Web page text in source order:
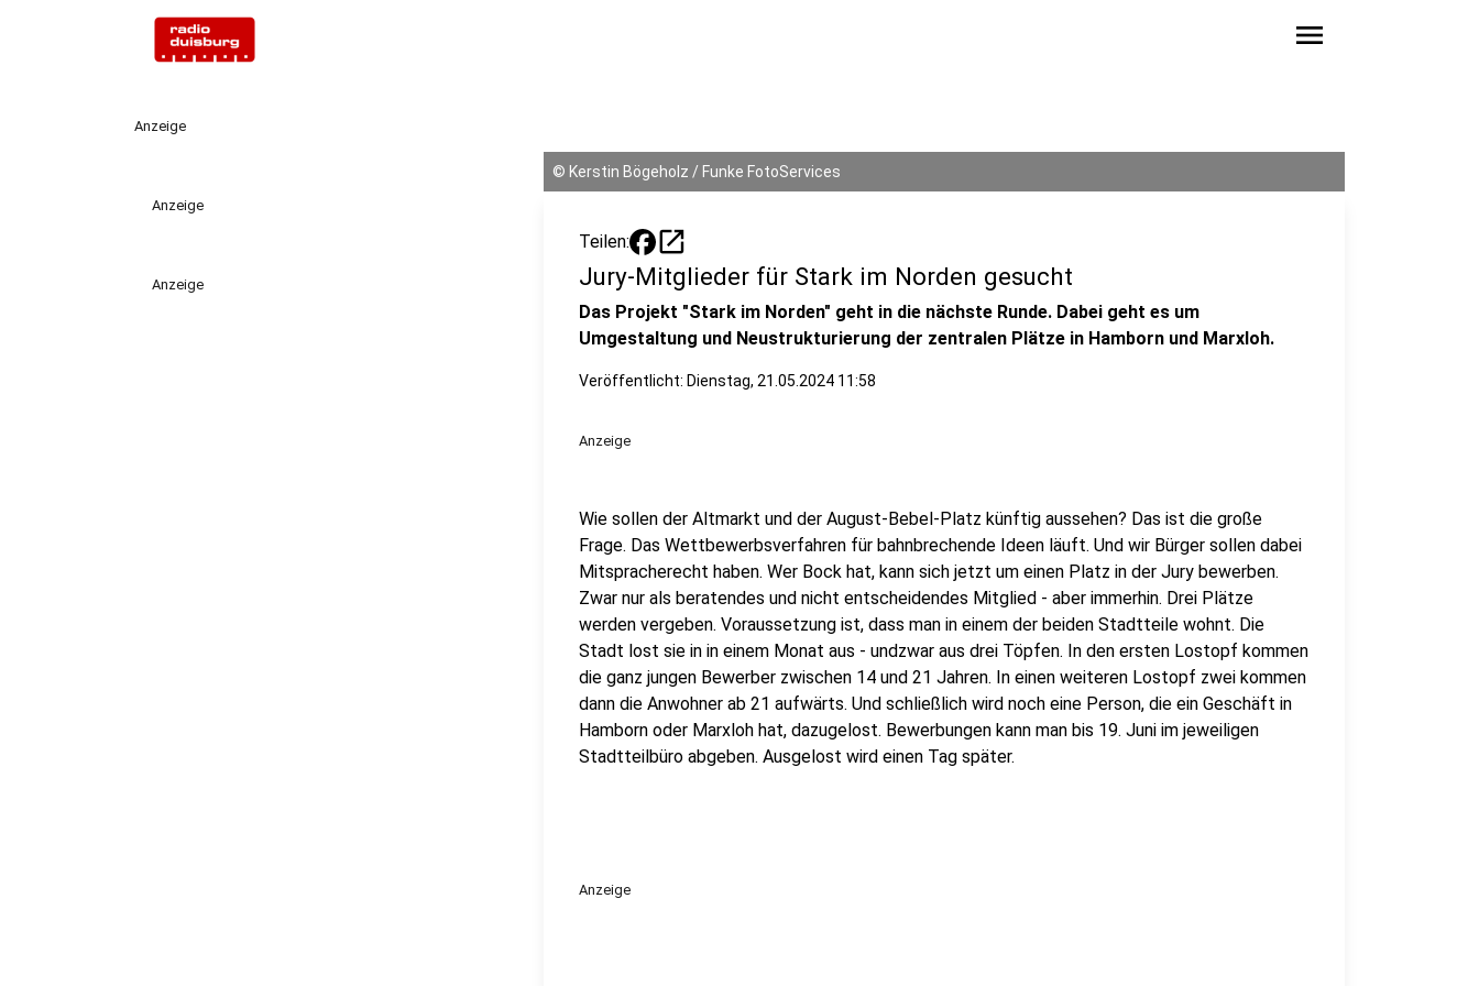
menu
Anzeige
Anzeige
Anzeige
© Kerstin Bögeholz / Funke FotoServices
Teilen: open_in_new
Jury-Mitglieder für Stark im Norden gesucht
Das Projekt "Stark im Norden" geht in die nächste Runde. Dabei geht es um
Umgestaltung und Neustrukturierung der zentralen Plätze in Hamborn und Marxloh.
Veröffentlicht: Dienstag, 21.05.2024 11:58
Anzeige
Wie sollen der Altmarkt und der August-Bebel-Platz künftig aussehen? Das ist die große
Frage. Das Wettbewerbsverfahren für bahnbrechende Ideen läuft. Und wir Bürger sollen dabei
Mitspracherecht haben. Wer Bock hat, kann sich jetzt um einen Platz in der Jury bewerben.
Zwar nur als beratendes und nicht entscheidendes Mitglied - aber immerhin. Drei Plätze
werden vergeben. Voraussetzung ist, dass man in einem der beiden Stadtteile wohnt. Die
Stadt lost sie in in einem Monat aus - undzwar aus drei Töpfen. In den ersten Lostopf kommen
die ganz jungen Bewerber zwischen 14 und 21 Jahren. In einen weiteren Lostopf zwei kommen
dann die Anwohner ab 21 aufwärts. Und schließlich wird noch eine Person, die ein Geschäft in
Hamborn oder Marxloh hat, dazugelost. Bewerbungen kann man bis 19. Juni im jeweiligen
Stadtteilbüro abgeben. Ausgelost wird einen Tag später.
Anzeige